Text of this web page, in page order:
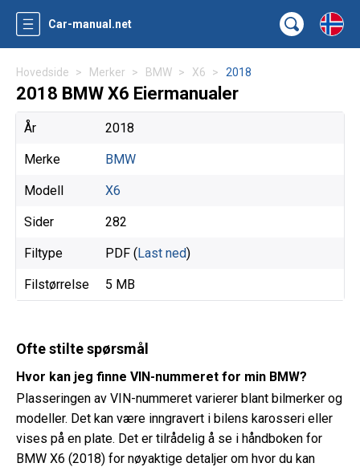
Car-manual.net
Hovedside Merker BMW X6 2018
2018 BMW X6 Eiermanualer
År 2018
Merke BMW
Modell X6
Sider 282
Filtype PDF (Last ned)
Filstørrelse 5 MB
Ofte stilte spørsmål
Hvor kan jeg finne VIN-nummeret for min BMW?
Plasseringen av VIN-nummeret varierer blant bilmerker og
modeller. Det kan være inngravert i bilens karosseri eller
vises på en plate. Det er tilrådelig å se i håndboken for
BMW X6 (2018) for nøyaktige detaljer om hvor du kan